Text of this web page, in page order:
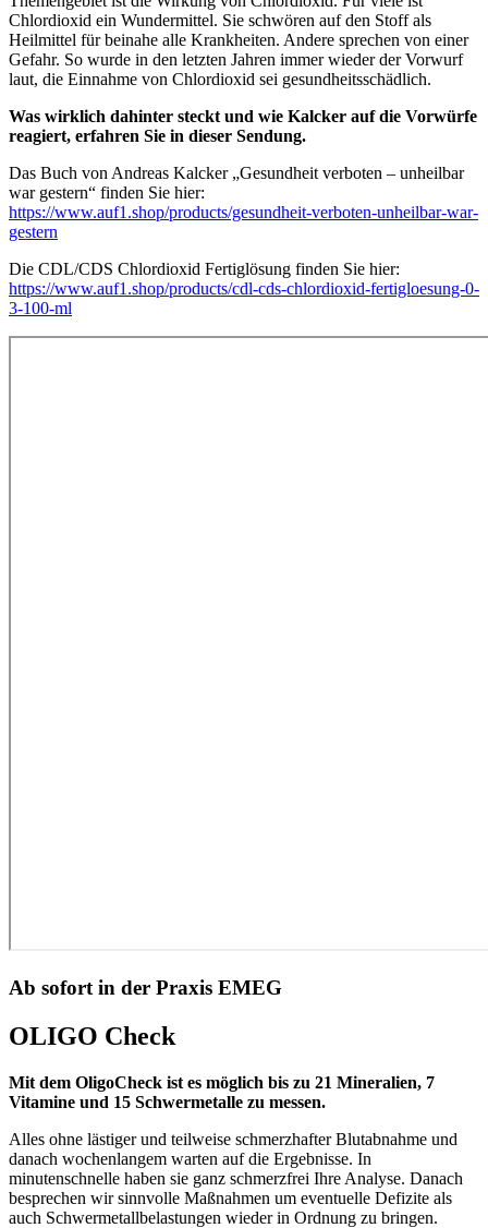
Chlordioxid ein Wundermittel. Sie schwören auf den Stoff als
Heilmittel für beinahe alle Krankheiten. Andere sprechen von einer
Gefahr. So wurde in den letzten Jahren immer wieder der Vorwurf
laut, die Einnahme von Chlordioxid sei gesundheitsschädlich.
Was wirklich dahinter steckt und wie Kalcker auf die Vorwürfe
reagiert, erfahren Sie in dieser Sendung.
Das Buch von Andreas Kalcker „Gesundheit verboten – unheilbar
war gestern“ finden Sie hier:
https://www.auf1.shop/products/gesundheit-verboten-unheilbar-war-
gestern
Die CDL/CDS Chlordioxid Fertiglösung finden Sie hier:
https://www.auf1.shop/products/cdl-cds-chlordioxid-fertigloesung-0-
3-100-ml
Ab sofort in der Praxis EMEG
OLIGO Check
Mit dem OligoCheck ist es möglich bis zu 21 Mineralien, 7
Vitamine und 15 Schwermetalle zu messen.
Alles ohne lästiger und teilweise schmerzhafter Blutabnahme und
danach wochenlangem warten auf die Ergebnisse. In
minutenschnelle haben sie ganz schmerzfrei Ihre Analyse. Danach
besprechen wir sinnvolle Maßnahmen um eventuelle Defizite als
auch Schwermetallbelastungen wieder in Ordnung zu bringen.